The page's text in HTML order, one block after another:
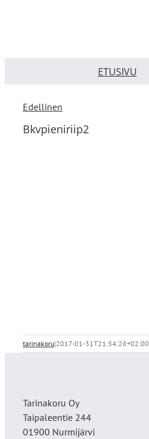
ETUSIVU
Edellinen
Bkvpieniriip2
tarinakoru|2017-01-31T21:54:28+02:00
Tarinakoru Oy
Taipaleentie 244
01900 Nurmijärvi